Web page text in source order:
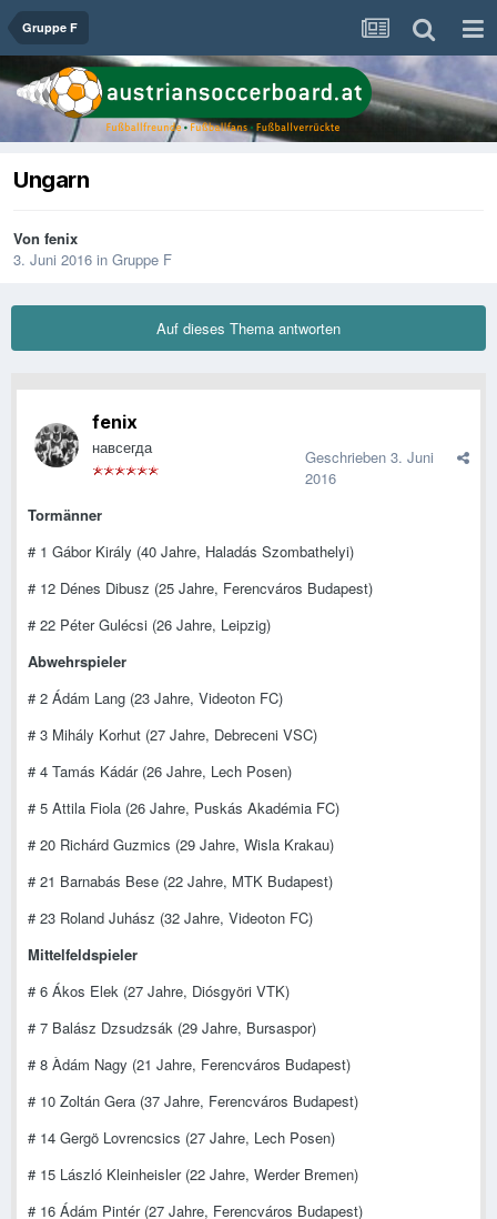
Gruppe F
Ungarn
Von fenix
3. Juni 2016 in Gruppe F
Auf dieses Thema antworten
fenix
навсегда Geschrieben 3. Juni
2016
Tormänner
# 1 Gábor Király (40 Jahre, Haladás Szombathelyi)
# 12 Dénes Dibusz (25 Jahre, Ferencváros Budapest)
# 22 Péter Gulécsi (26 Jahre, Leipzig)
Abwehrspieler
# 2 Ádám Lang (23 Jahre, Videoton FC)
# 3 Mihály Korhut (27 Jahre, Debreceni VSC)
# 4 Tamás Kádár (26 Jahre, Lech Posen)
# 5 Attila Fiola (26 Jahre, Puskás Akadémia FC)
# 20 Richárd Guzmics (29 Jahre, Wisla Krakau)
# 21 Barnabás Bese (22 Jahre, MTK Budapest)
# 23 Roland Juhász (32 Jahre, Videoton FC)
Mittelfeldspieler
# 6 Ákos Elek (27 Jahre, Diósgyöri VTK)
# 7 Balász Dzsudzsák (29 Jahre, Bursaspor)
# 8 Àdám Nagy (21 Jahre, Ferencváros Budapest)
# 10 Zoltán Gera (37 Jahre, Ferencváros Budapest)
# 14 Gergö Lovrencsics (27 Jahre, Lech Posen)
# 15 László Kleinheisler (22 Jahre, Werder Bremen)
# 16 Ádám Pintér (27 Jahre, Ferencváros Budapest)